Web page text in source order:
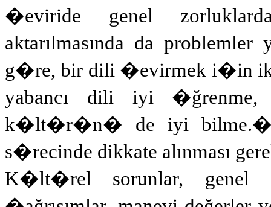
�eviride genel
aktarılmasında da problemler
g�re, bir dili �evirmek i�in iki
yabancı dili iyi
k�lt�r�n� de iyi bilme.
s�recinde dikkate alınması
K�lt�rel sorunlar, genel